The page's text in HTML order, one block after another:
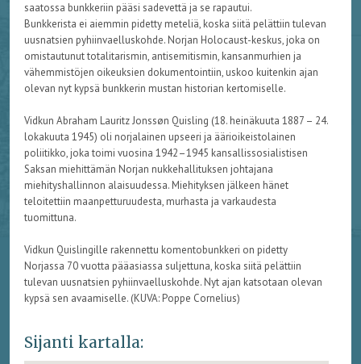
saatossa bunkkeriin pääsi sadevettä ja se rapautui.
Bunkkerista ei aiemmin pidetty meteliä, koska siitä pelättiin tulevan
uusnatsien pyhiinvaelluskohde. Norjan Holocaust-keskus, joka on
omistautunut totalitarismin, antisemitismin, kansanmurhien ja
vähemmistöjen oikeuksien dokumentointiin, uskoo kuitenkin ajan
olevan nyt kypsä bunkkerin mustan historian kertomiselle.
Vidkun Abraham Lauritz Jonssøn Quisling (18. heinäkuuta 1887 – 24.
lokakuuta 1945) oli norjalainen upseeri ja äärioikeistolainen
poliitikko, joka toimi vuosina 1942–1945 kansallissosialistisen
Saksan miehittämän Norjan nukkehallituksen johtajana
miehityshallinnon alaisuudessa. Miehityksen jälkeen hänet
teloitettiin maanpetturuudesta, murhasta ja varkaudesta
tuomittuna.
Vidkun Quislingille rakennettu komentobunkkeri on pidetty
Norjassa 70 vuotta pääasiassa suljettuna, koska siitä pelättiin
tulevan uusnatsien pyhiinvaelluskohde. Nyt ajan katsotaan olevan
kypsä sen avaamiselle. (KUVA: Poppe Cornelius)
Sijanti kartalla: